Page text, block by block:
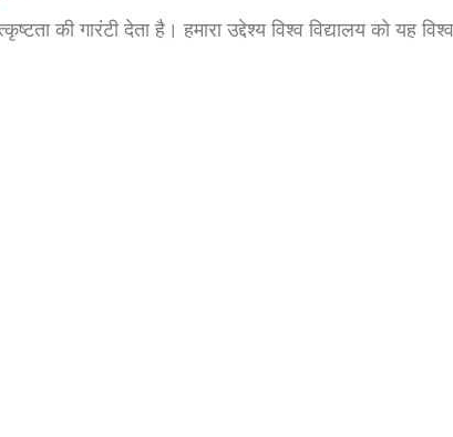
की गारंटी देता है। हमारा उद्देश्य विश्व विद्यालय को यह